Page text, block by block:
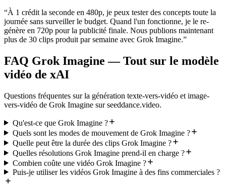
“À 1 crédit la seconde en 480p, je peux tester des concepts toute la
journée sans surveiller le budget. Quand l'un fonctionne, je le re-
génère en 720p pour la publicité finale. Nous publions maintenant
plus de 30 clips produit par semaine avec Grok Imagine.”
FAQ Grok Imagine — Tout sur le modèle
vidéo de xAI
Questions fréquentes sur la génération texte-vers-vidéo et image-
vers-vidéo de Grok Imagine sur seeddance.video.
Qu'est-ce que Grok Imagine ?
Quels sont les modes de mouvement de Grok Imagine ?
Quelle peut être la durée des clips Grok Imagine ?
Quelles résolutions Grok Imagine prend-il en charge ?
Combien coûte une vidéo Grok Imagine ?
Puis-je utiliser les vidéos Grok Imagine à des fins commerciales ?